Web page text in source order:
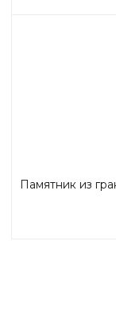
Памятник из